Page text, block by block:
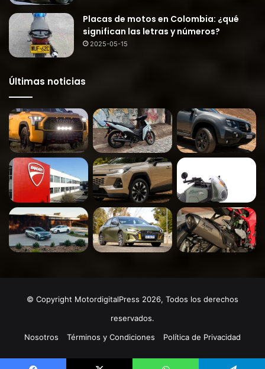
Placas de motos en Colombia: ¿qué
significan las letras y números?
2025-05-15
Últimas noticias
© Copyright MotordigitalPress 2026, Todos los derechos
reservados.
Nosotros
Términos y Condiciones Política de Privacidad